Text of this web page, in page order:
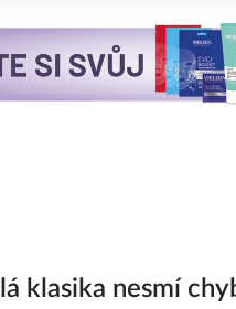
klasika nesmí